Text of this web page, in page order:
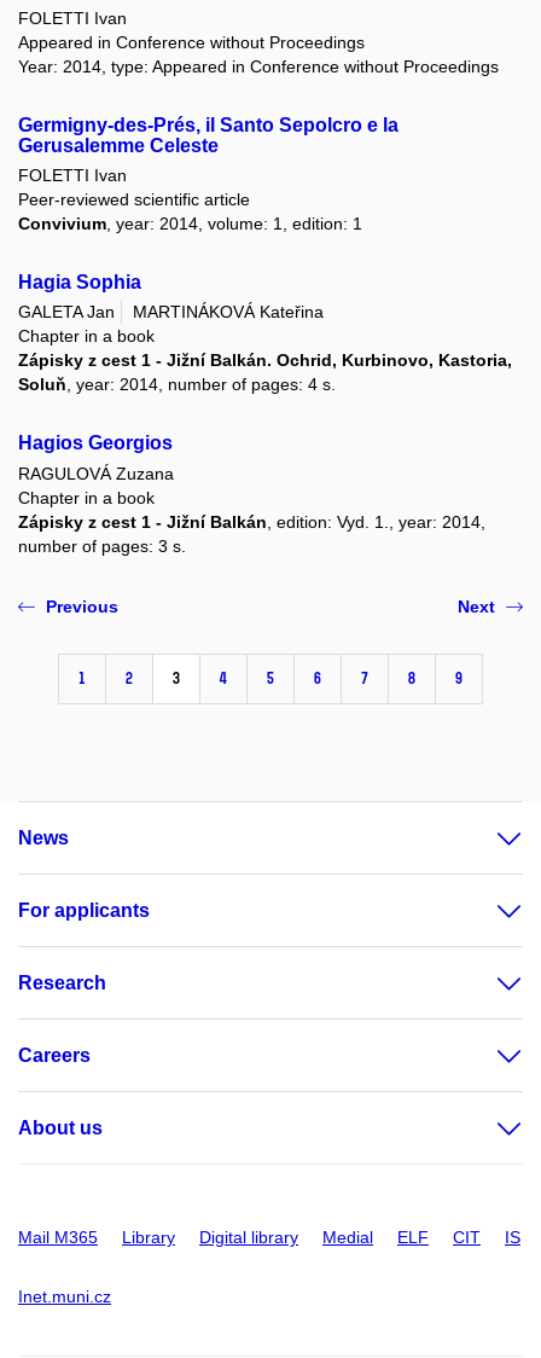
FOLETTI Ivan
Appeared in Conference without Proceedings
Year: 2014, type: Appeared in Conference without Proceedings
Germigny-des-Prés, il Santo Sepolcro e la
Gerusalemme Celeste
FOLETTI Ivan
Peer-reviewed scientific article
Convivium , year: 2014, volume: 1, edition: 1
Hagia Sophia
GALETA Jan
MARTINÁKOVÁ Kateřina
Chapter in a book
Zápisky z cest 1 - Jižní Balkán. Ochrid, Kurbinovo, Kastoria,
Soluň, year: 2014, number of pages: 4 s.
Hagios Georgios
RAGULOVÁ Zuzana
Chapter in a book
Zápisky z cest 1 - Jižní Balkán , edition: Vyd. 1., year: 2014,
number of pages: 3 s.
Previous
1 2 3 4 5 6 7 8 9
Next
News
For applicants
Research
Careers
About us
Mail M365 Library Digital library Medial ELF CIT IS
Inet.muni.cz